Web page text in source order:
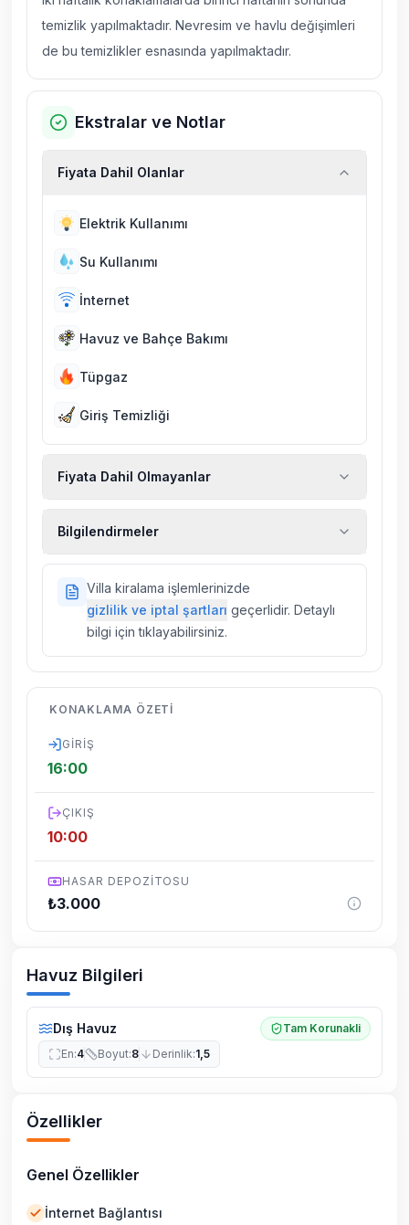
temizlik yapılmaktadır. Nevresim ve havlu değişimleri
de bu temizlikler esnasında yapılmaktadır.
Ekstralar ve Notlar
Fiyata Dahil Olanlar
Elektrik Kullanımı
Su Kullanımı
İnternet
Havuz ve Bahçe Bakımı
Tüpgaz
Giriş Temizliği
Fiyata Dahil Olmayanlar
sigortaları fiyatlara dahil değildir.
Bilgilendirmeler
villalarımızda düzenli olarak ilaçlama
yapılmaktadır. Buna rağmen çevrede
kelebek, böcek, sinek vs. bulunma ihtimali
dönemsel olarak altyapı çalışmaları
yapılabilmektedir. Bu çalışma nedeniyle yol
Villa kiralama işlemlerinizde
gizlilik ve iptal şartları geçerlidir. Detaylı
bilgi için tıklayabilirsiniz.
KONAKLAMA ÖZETI
GIRIŞ
16:00
ÇIKIŞ
10:00
HASAR DEPOZITOSU
₺3.000
Havuz Bilgileri
Dış Havuz
Tam Korunakli
En:4 Boyut:8 Derinlik:1,5
Özellikler
Genel Özellikler
İnternet Bağlantısı